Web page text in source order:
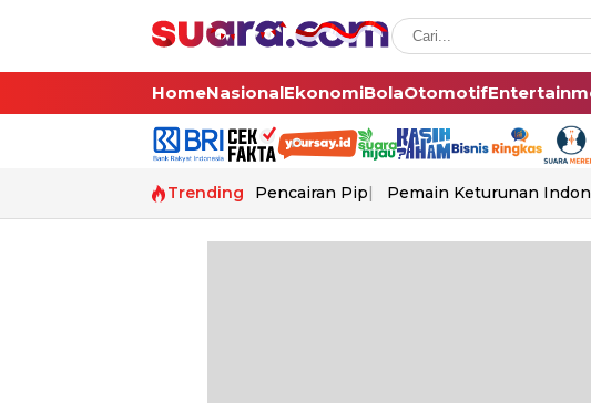
HomeNasionalEkonomiBolaOtomotif
Trending Pencairan Pip Pemain Keturunan